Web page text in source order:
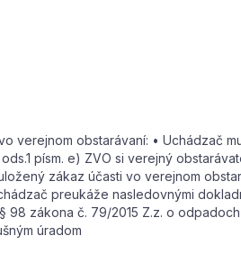
verejnom obstarávaní: • Uchádzač
písm. e) ZVO si verejný
zákaz účasti vo verejnom
preukáže nasledovnými
zákona č. 79/2015 Z.z. o
úradom